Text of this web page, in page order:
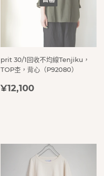
prit 30/1回收不均線Tenjiku，
TOP杢，背心（P92080）
定
¥12,100